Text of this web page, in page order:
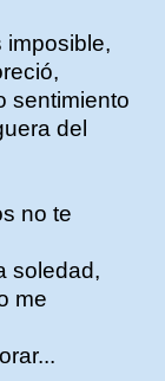
imposible,
sentimiento
del
no te
soledad,
me